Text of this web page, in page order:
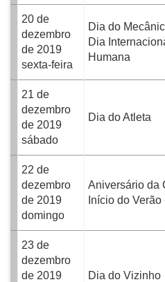
20 de
dezembro
de 2019
sexta-feira
Dia do
Dia
Humana
21 de
dezembro
de 2019
sábado
Dia do Atleta
22 de
dezembro
de 2019
domingo
Aniversário da
Início do
23 de
dezembro
de 2019
Dia do Vizinho